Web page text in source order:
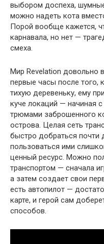
выбором доспеха,
можно надеть кота
Порой вообще кажется,
карнавала, но нет —
смеха.
Мир Revelation довольно
первые часы после того,
тихую деревеньку, ему
куче локаций — начиная
трюмами заброшенного
острова. Целая сеть
быстро добраться почти
пользоваться ими
ценный ресурс. Можно
транспортом — сначала
а затем создает свои
есть автопилот —
карте, и герой сам
способов.